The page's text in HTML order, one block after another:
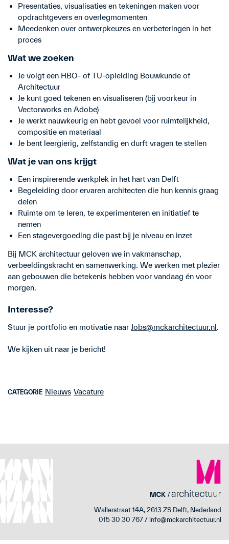
Presentaties, visualisaties en tekeningen maken voor
opdrachtgevers en overlegmomenten
Meedenken over ontwerpkeuzes en verbeteringen in het
proces
Wat we zoeken
Je volgt een HBO- of TU-opleiding Bouwkunde of
Architectuur
Je kunt goed tekenen en visualiseren (bij voorkeur in
Vectorworks en Adobe)
Je werkt nauwkeurig en hebt gevoel voor ruimtelijkheid,
compositie en materiaal
Je bent leergierig, zelfstandig en durft vragen te stellen
Wat je van ons krijgt
Een inspirerende werkplek in het hart van Delft
Begeleiding door ervaren architecten die hun kennis graag
delen
Ruimte om te leren, te experimenteren en initiatief te
nemen
Een stagevergoeding die past bij je niveau en inzet
Bij MCK architectuur geloven we in vakmanschap,
verbeeldingskracht en samenwerking. We werken met plezier
aan gebouwen die betekenis hebben voor vandaag én voor
morgen.
Interesse?
Stuur je portfolio en motivatie naar Jobs@mckarchitectuur.nl.
We kijken uit naar je bericht!
CATEGORIE Nieuws Vacature
Wallerstraat 14A, 2613 ZS Delft, Nederland
015 30 30 767 / info@mckarchitectuur.nl